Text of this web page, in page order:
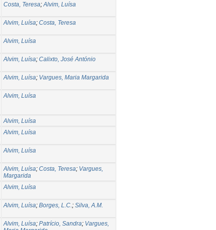
Costa, Teresa;Alvim, Luísa
Alvim, Luísa; Costa, Teresa
Alvim, Luísa
Alvim, Luísa; Calixto, José António
Alvim, Luísa; Vargues, Maria Margarida
Alvim, Luísa
Alvim, Luísa
Alvim, Luísa
Alvim, Luísa
Alvim, Luísa; Costa, Teresa; Vargues,
Margarida
Alvim, Luísa
Alvim, Luísa; Borges, L.C.; Silva, A.M.
Alvim, Luísa; Patrício, Sandra; Vargues,